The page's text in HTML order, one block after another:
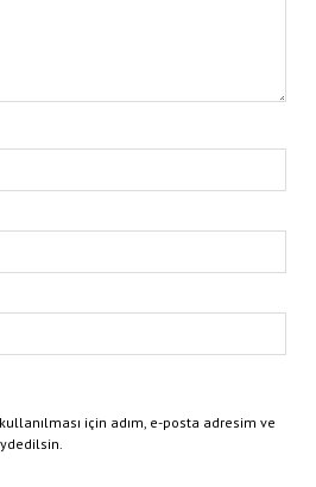
için adım, e-posta adresim ve